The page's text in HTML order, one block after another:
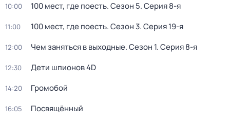
10:00 100 мест, где поесть. Сезон 5. Серия 8-я
11:00 100 мест, где поесть. Сезон 3. Серия 19-я
12:00 Чем заняться в выходные. Сезон 1. Серия 8-я
12:30 Дети шпионов 4D
14:20 Громобой
16:05 Посвящённый